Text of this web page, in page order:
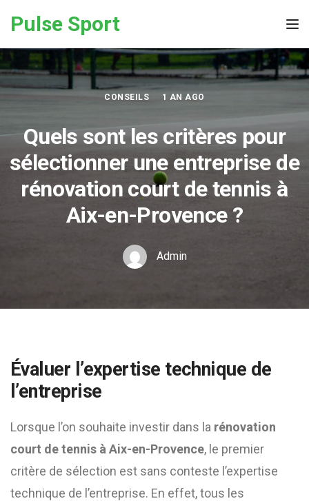
Pulse Sport
CONSEILS 1 AN AGO
Quels sont les critères pour
sélectionner une entreprise de
rénovation court de tennis à
Aix-en-Provence ?
Admin
Évaluer l’expertise technique de
l’entreprise
Lorsque l’on souhaite investir dans la rénovation
court de tennis à Aix-en-Provence, le premier
critère de sélection est sans conteste l’expertise
technique de l’entreprise. En effet, tous les